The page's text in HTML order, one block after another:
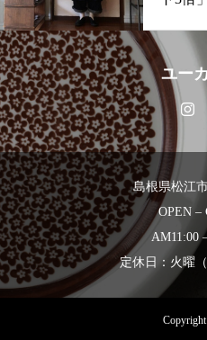
「
お楽し
ンライ
けます
こちら
い・・
荘
ップ#
雑貨#
ット#
根旅#
ンドカ
ります
だけ
地もウ
自宅
手入れ
coal
ス・・
試しく
業中明
します
江ユ
カリ荘
ユー
島根県松江
OPEN –
AM11:00
定休日：火曜